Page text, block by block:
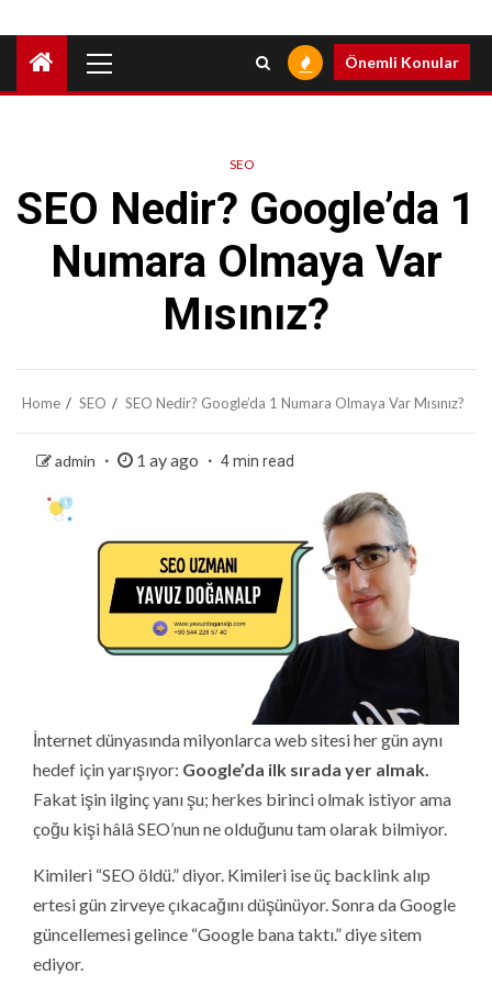
Menu
Önemli Konular
SEO
SEO Nedir? Google’da 1
Numara Olmaya Var
Mısınız?
Home SEO SEO Nedir? Google’da 1 Numara Olmaya Var Mısınız?
admin 1 ay ago 4 min read
İnternet dünyasında milyonlarca web sitesi her gün aynı
hedef için yarışıyor: Google’da ilk sırada yer almak.
Fakat işin ilginç yanı şu; herkes birinci olmak istiyor ama
çoğu kişi hâlâ SEO’nun ne olduğunu tam olarak bilmiyor.
Kimileri “SEO öldü.” diyor. Kimileri ise üç backlink alıp
ertesi gün zirveye çıkacağını düşünüyor. Sonra da Google
güncellemesi gelince “Google bana taktı.” diye sitem
ediyor.